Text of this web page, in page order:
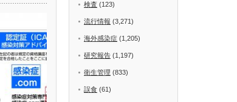
検査 (123)
流行情報 (3,271)
海外感染症 (1,205)
研究報告 (1,197)
衛生管理 (833)
誤食 (61)